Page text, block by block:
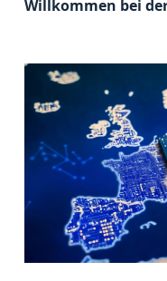
Willkommen bei